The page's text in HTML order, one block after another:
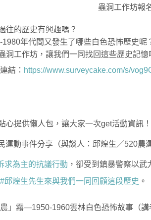
蟲洞工作坊報
往的歷史有興趣嗎？
1980年代間又發生了哪些白色恐怖歷史呢
洞工作坊，讓我們一同找回這些歷史記憶
結： https://www.surveycake.com/s/
心提供懶人包，讓大家一次get活動資訊！
運動事件分享（與談人：邱煌生／520農
求為主的抗議行動 ，卻受到鎮暴警察以
#邱煌生先生來與我們一同回顧這段歷史 。
」霧—1950-1960雲林白色恐怖故事（講